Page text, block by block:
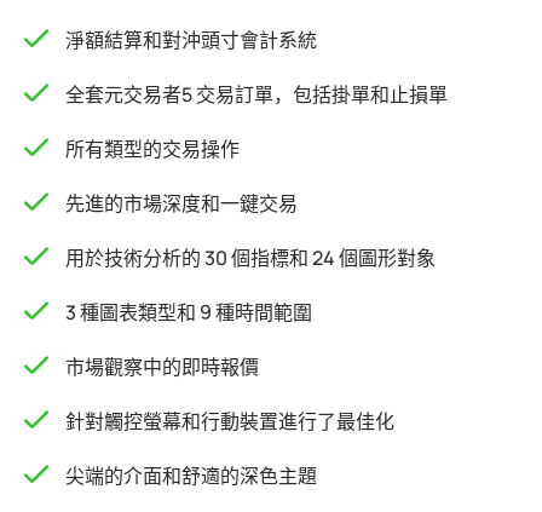
淨額結算和對沖頭寸會計系統
全套元交易者5 交易訂單，包括掛單和止損單
所有類型的交易操作
先進的市場深度和一鍵交易
用於技術分析的 30 個指標和 24 個圖形對象
3 種圖表類型和 9 種時間範圍
市場觀察中的即時報價
針對觸控螢幕和行動裝置進行了最佳化
尖端的介面和舒適的深色主題